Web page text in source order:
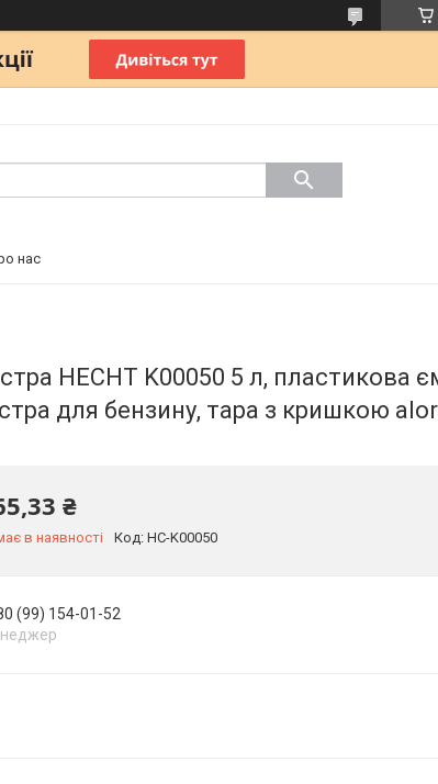
нас
HECHT K00050 5 л, пластикова
для бензину, тара з кришкою alor
₴
в наявності Код: HC-K00050
(99) 154-01-52